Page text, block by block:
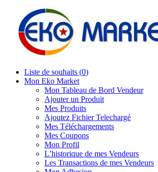
Liste de souhaits (0)
Mon Eko Market
Mon Tableau de Bord Vendeur
Ajouter un Produit
Mes Produits
Ajoutez Fichier Telechargé
Mes Téléchargements
Mes Coupons
Mon Profil
L’historique de mes Vendeurs
Les Transactions de mes Vendeurs